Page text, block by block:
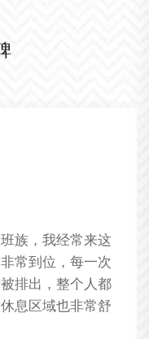
。这里
位。我
享受到
的放松